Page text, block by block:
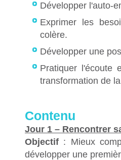
Développer l'auto-
Exprimer les
colère.
Développer une
Pratiquer l'écoute
transformation de
Contenu
Jour 1 – Rencontrer
Objectif : Mieux
développer une